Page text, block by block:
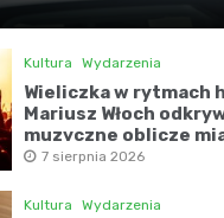
Kultura Wydarzenia
Wieliczka w rytmach
Mariusz Włoch
muzyczne oblicze
7 sierpnia 2026
Kultura Wydarzenia